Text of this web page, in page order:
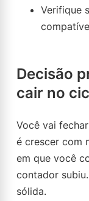
Verifique
Decisão
cair no
Você vai
é crescer com
em que você
contador
sólida.